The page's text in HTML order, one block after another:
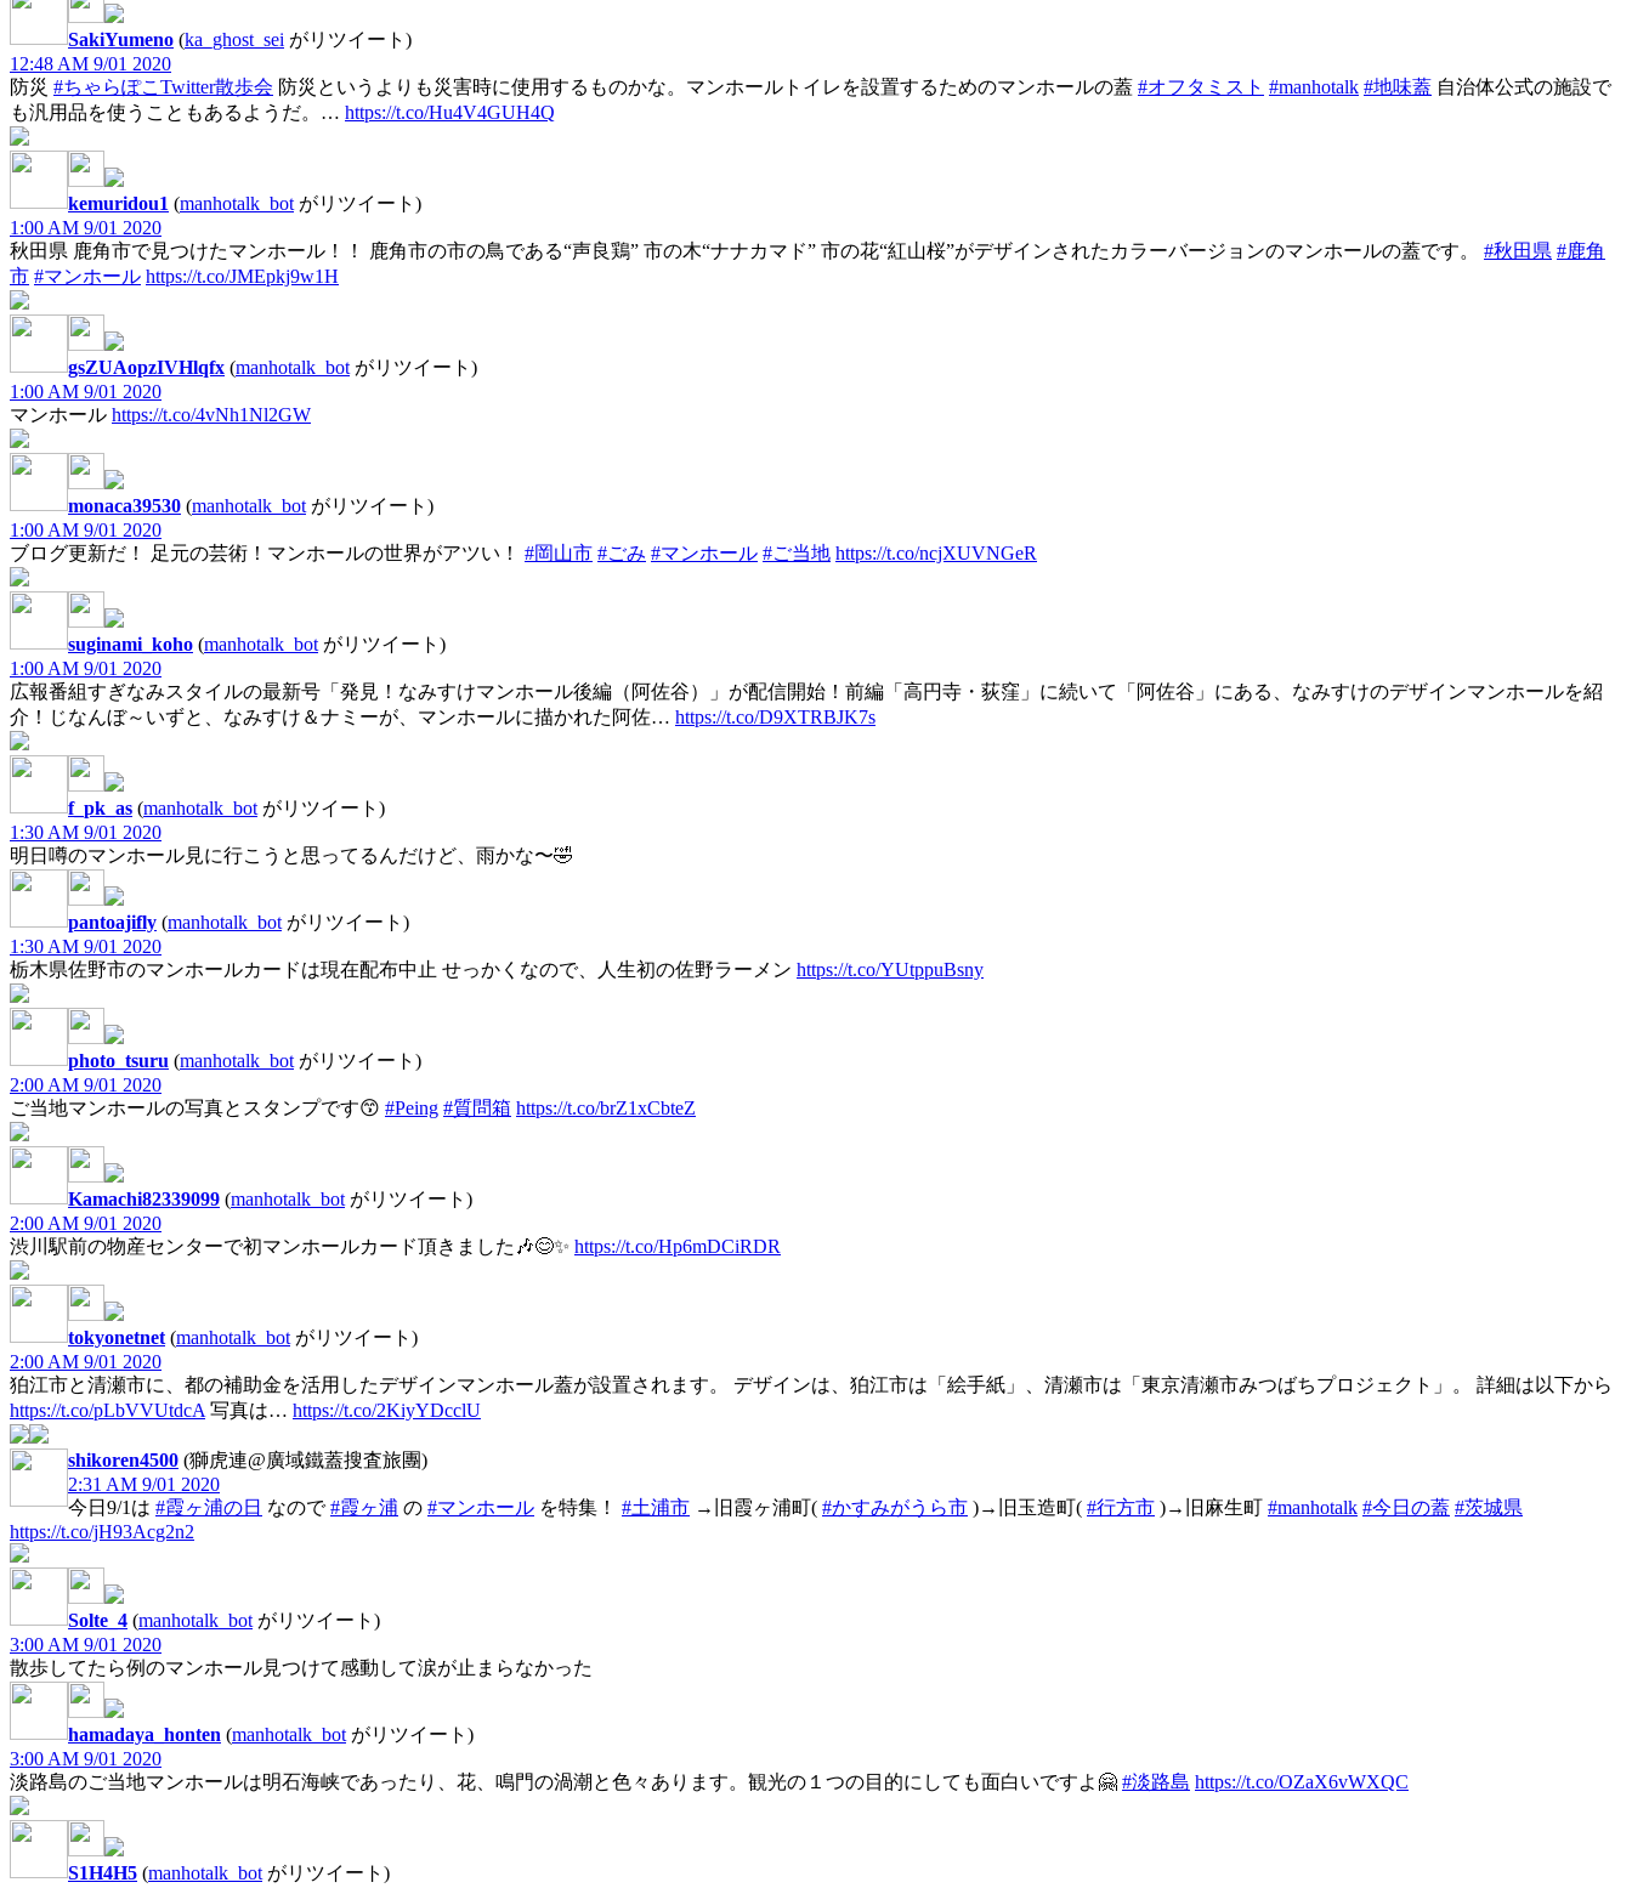
SakiYumeno (ka_ghost_sei がリツイート)
12:48 AM 9/01 2020
防災 #ちゃらぽこTwitter散歩会 防災というよりも災害時に使用するものかな。マンホールトイレを設置するためのマンホールの蓋 #オフタミスト #manhotalk #地味蓋 自治体公式の施設で
も汎用品を使うこともあるようだ。… https://t.co/Hu4V4GUH4Q
kemuridou1 (manhotalk_bot がリツイート)
1:00 AM 9/01 2020
秋田県 鹿角市で見つけたマンホール！！ 鹿角市の市の鳥である“声良鶏” 市の木“ナナカマド” 市の花“紅山桜”がデザインされたカラーバージョンのマンホールの蓋です。 #秋田県 #鹿角
市 #マンホール https://t.co/JMEpkj9w1H
gsZUAopzIVHlqfx (manhotalk_bot がリツイート)
1:00 AM 9/01 2020
マンホール https://t.co/4vNh1Nl2GW
monaca39530 (manhotalk_bot がリツイート)
1:00 AM 9/01 2020
ブログ更新だ！ 足元の芸術！マンホールの世界がアツい！ #岡山市 #ごみ #マンホール #ご当地 https://t.co/ncjXUVNGeR
suginami_koho (manhotalk_bot がリツイート)
1:00 AM 9/01 2020
広報番組すぎなみスタイルの最新号「発見！なみすけマンホール後編（阿佐谷）」が配信開始！前編「高円寺・荻窪」に続いて「阿佐谷」にある、なみすけのデザインマンホールを紹
介！じなんぼ～いずと、なみすけ＆ナミーが、マンホールに描かれた阿佐… https://t.co/D9XTRBJK7s
f_pk_as (manhotalk_bot がリツイート)
1:30 AM 9/01 2020
明日噂のマンホール見に行こうと思ってるんだけど、雨かな〜🤣
pantoajifly (manhotalk_bot がリツイート)
1:30 AM 9/01 2020
栃木県佐野市のマンホールカードは現在配布中止 せっかくなので、人生初の佐野ラーメン https://t.co/YUtppuBsny
photo_tsuru (manhotalk_bot がリツイート)
2:00 AM 9/01 2020
ご当地マンホールの写真とスタンプです😙 #Peing #質問箱 https://t.co/brZ1xCbteZ
Kamachi82339099 (manhotalk_bot がリツイート)
2:00 AM 9/01 2020
渋川駅前の物産センターで初マンホールカード頂きました🎶😊✨ https://t.co/Hp6mDCiRDR
tokyonetnet (manhotalk_bot がリツイート)
2:00 AM 9/01 2020
狛江市と清瀬市に、都の補助金を活用したデザインマンホール蓋が設置されます。 デザインは、狛江市は「絵手紙」、清瀬市は「東京清瀬市みつばちプロジェクト」。 詳細は以下から
https://t.co/pLbVVUtdcA 写真は… https://t.co/2KiyYDcclU
shikoren4500 (獅虎連@廣域鐵蓋搜査旅團)
2:31 AM 9/01 2020
今日9/1は #霞ヶ浦の日 なので#霞ヶ浦 の #マンホール を特集！ #土浦市 →旧霞ヶ浦町( #かすみがうら市 )→旧玉造町( #行方市 )→旧麻生町 #manhotalk #今日の蓋 #茨城県
https://t.co/jH93Acg2n2
Solte_4 (manhotalk_bot がリツイート)
3:00 AM 9/01 2020
散歩してたら例のマンホール見つけて感動して涙が止まらなかった
hamadaya_honten (manhotalk_bot がリツイート)
3:00 AM 9/01 2020
淡路島のご当地マンホールは明石海峡であったり、花、鳴門の渦潮と色々あります。観光の１つの目的にしても面白いですよ🤗 #淡路島 https://t.co/OZaX6vWXQC
S1H4H5 (manhotalk_bot がリツイート)